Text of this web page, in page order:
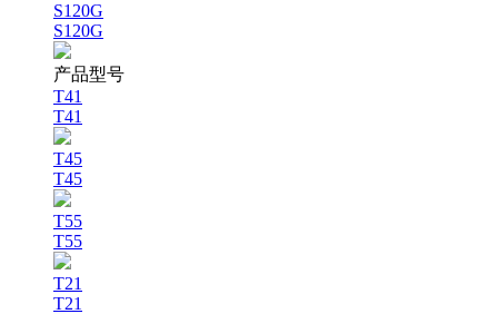
S120G
S120G
产品型号
T41
T41
T45
T45
T55
T55
T21
T21